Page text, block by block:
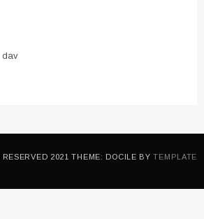
dav
2021 THEME: DOCILE BYTEMPLATE